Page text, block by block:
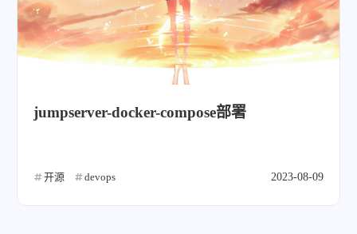
jumpserver-docker-compose部署
开源 devops 2023-08-09